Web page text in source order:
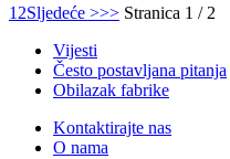
1 2Sljedeće >>> Stranica 1 / 2
Vijesti
Često postavljana pitanja
Obilazak fabrike
Kontaktirajte nas
O nama